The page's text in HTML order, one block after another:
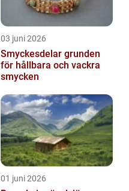
03 juni 2026
Smyckesdelar grunden
för hållbara och vackra
smycken
01 juni 2026